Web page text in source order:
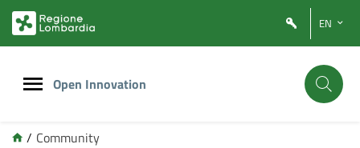
contenuto
footer
EN
Open Innovation
/ Community